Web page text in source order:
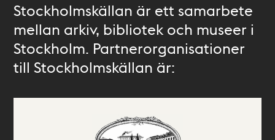
Stockholmskällan är ett samarbete
mellan arkiv, bibliotek och museer i
Stockholm. Partnerorganisationer
till Stockholmskällan är: